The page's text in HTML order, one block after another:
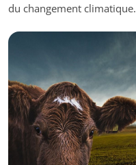
du changement climatique.